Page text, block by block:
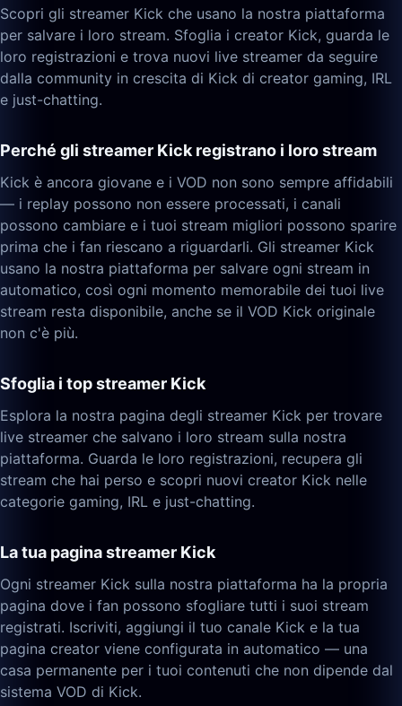
Scopri gli streamer Kick che usano la nostra piattaforma
per salvare i loro stream. Sfoglia i creator Kick, guarda le
loro registrazioni e trova nuovi live streamer da seguire
dalla community in crescita di Kick di creator gaming, IRL
e just-chatting.
Perché gli streamer Kick registrano i loro stream
Kick è ancora giovane e i VOD non sono sempre affidabili
— i replay possono non essere processati, i canali
possono cambiare e i tuoi stream migliori possono sparire
prima che i fan riescano a riguardarli. Gli streamer Kick
usano la nostra piattaforma per salvare ogni stream in
automatico, così ogni momento memorabile dei tuoi live
stream resta disponibile, anche se il VOD Kick originale
non c'è più.
Sfoglia i top streamer Kick
Esplora la nostra pagina degli streamer Kick per trovare
live streamer che salvano i loro stream sulla nostra
piattaforma. Guarda le loro registrazioni, recupera gli
stream che hai perso e scopri nuovi creator Kick nelle
categorie gaming, IRL e just-chatting.
La tua pagina streamer Kick
Ogni streamer Kick sulla nostra piattaforma ha la propria
pagina dove i fan possono sfogliare tutti i suoi stream
registrati. Iscriviti, aggiungi il tuo canale Kick e la tua
pagina creator viene configurata in automatico — una
casa permanente per i tuoi contenuti che non dipende dal
sistema VOD di Kick.